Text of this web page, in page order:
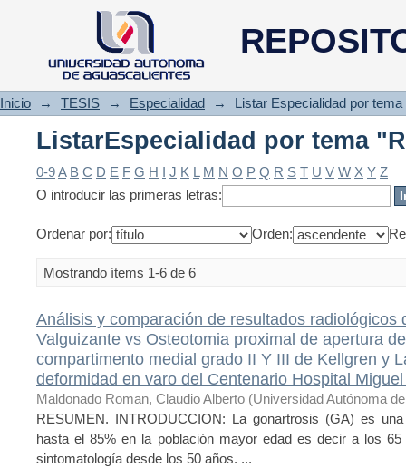
ListarEspecialidad por tema
Inicio → TESIS → Especialidad → Listar Especialidad por tema
ListarEspecialidad por tema
0-9A B C D E F G H I J K L M N O P Q R S T U V W X Y Z
O introducir las primeras letras:
Ordenar por: Orden:
Mostrando ítems 1-6 de 6
Análisis y comparación de resultados radiológicos
Valguizante vs Osteotomia proximal de apertura
compartimento medial grado II Y III de Kellgren y
deformidad en varo del Centenario Hospital
Maldonado Roman, Claudio Alberto (Universidad Autónoma
RESUMEN. INTRODUCCION: La gonartrosis (GA) es
hasta el 85% en la población mayor edad es decir a los
sintomatología desde los 50 años. ...